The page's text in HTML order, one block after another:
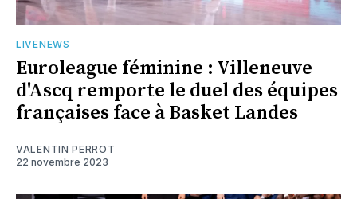
LIVENEWS
Euroleague féminine : Villeneuve
d'Ascq remporte le duel des équipes
françaises face à Basket Landes
VALENTIN PERROT
22 novembre 2023